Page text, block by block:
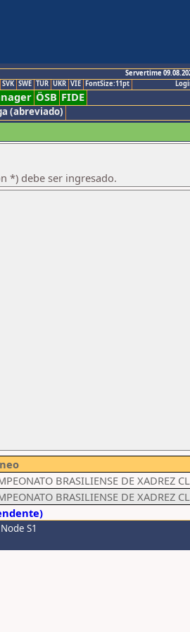
Servertime
SVK SWE TUR UKR VIE FontSize:11pt
ÖSB FIDE
(abreviado)
*) debe ser ingresado.
BRASILIENSE DE XADREZ
BRASILIENSE DE XADREZ
S1